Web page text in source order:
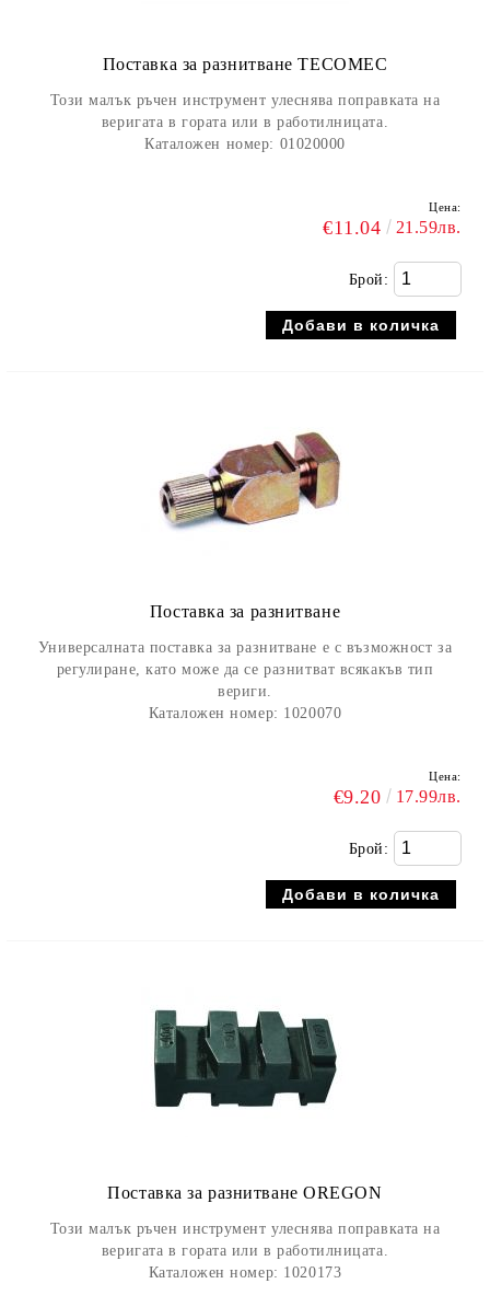
Поставка за разнитване TECOMEC
Този малък ръчен инструмент улеснява поправката на
веригата в гората или в работилницата.
Каталожен номер: 01020000
Цена:
€11.04 21.59лв.
Брой:
Поставка за разнитване
Универсалната поставка за разнитване е с възможност за
регулиране, като може да се разнитват всякакъв тип
вериги.
Каталожен номер: 1020070
Цена:
€9.20 17.99лв.
Брой:
Поставка за разнитване OREGON
Този малък ръчен инструмент улеснява поправката на
веригата в гората или в работилницата.
Каталожен номер: 1020173